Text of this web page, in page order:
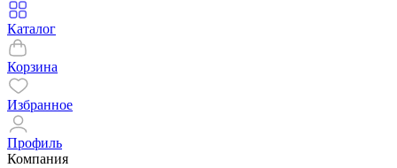
Каталог
Корзина
Избранное
Профиль
Компания